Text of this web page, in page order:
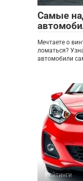
Самые
Мечтаете о
ломаться?
автомобили
Рейтинги